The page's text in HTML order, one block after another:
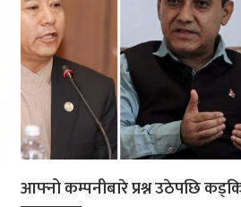
आफ्नो कम्पनीबारे प्रश्न उठेपछि